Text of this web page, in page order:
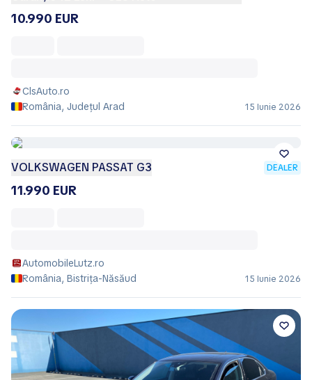
10.990 EUR
ClsAuto.ro
România, Județul Arad
15 Iunie 2026
VOLKSWAGEN PASSAT G3 DEALER
11.990 EUR
AutomobileLutz.ro
România, Bistrița-Năsăud
15 Iunie 2026